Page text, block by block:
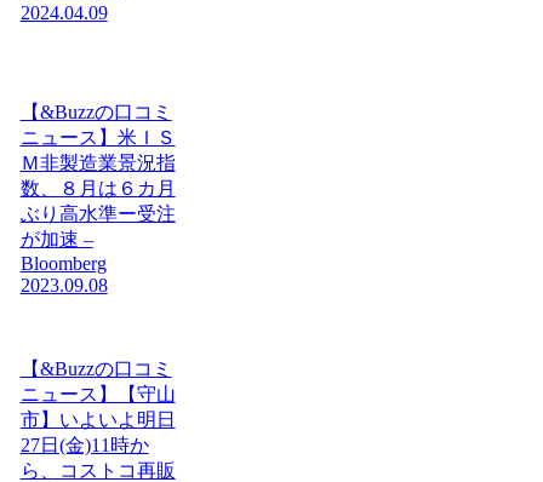
2024.04.09
【&Buzzの口コミ
ニュース】米ＩＳ
Ｍ非製造業景況指
数、８月は６カ月
ぶり高水準ー受注
が加速 –
Bloomberg
2023.09.08
【&Buzzの口コミ
ニュース】【守山
市】いよいよ明日
27日(金)11時か
ら、コストコ再販